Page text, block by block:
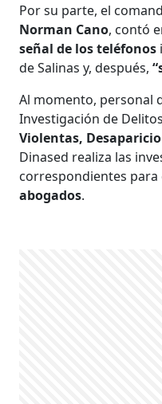
Por su parte, el
Norman Cano, contó
señal de los teléfonos
de Salinas y, después,
Al momento, personal
Investigación de
Violentas,
Dinased realiza las
correspondientes para
abogados.